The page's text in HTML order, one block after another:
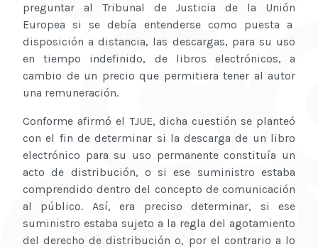
preguntar al Tribunal de Justicia de la Unión
Europea si se debía entenderse como puesta a
disposición a distancia, las descargas, para su uso
en tiempo indefinido, de libros electrónicos, a
cambio de un precio que permitiera tener al autor
una remuneración.
Conforme afirmó el TJUE, dicha cuestión se planteó
con el fin de determinar si la descarga de un libro
electrónico para su uso permanente constituía un
acto de distribución, o si ese suministro estaba
comprendido dentro del concepto de comunicación
al público. Así, era preciso determinar, si ese
suministro estaba sujeto a la regla del agotamiento
del derecho de distribución o, por el contrario a lo